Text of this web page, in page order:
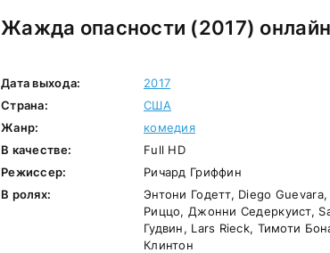
Жажда опасности (2017) онлайн
Дата выхода:
2017
Страна:
США
Жанр:
комедия
В качестве:
Full HD
Режиссер:
Ричард Гриффин
В ролях:
Энтони Годетт, Diego
Риццо, Джонни Седеркуист,
Гудвин, Lars Rieck, Тимоти
Клинтон